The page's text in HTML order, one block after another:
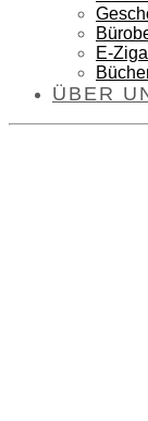
E-
ÜBER